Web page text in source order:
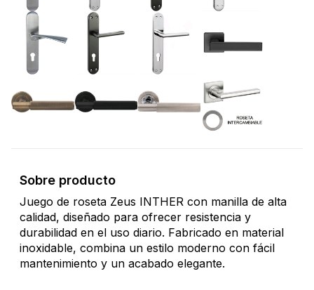
Sobre producto
Juego de roseta Zeus INTHER con manilla de alta
calidad, diseñado para ofrecer resistencia y
durabilidad en el uso diario. Fabricado en material
inoxidable, combina un estilo moderno con fácil
mantenimiento y un acabado elegante.